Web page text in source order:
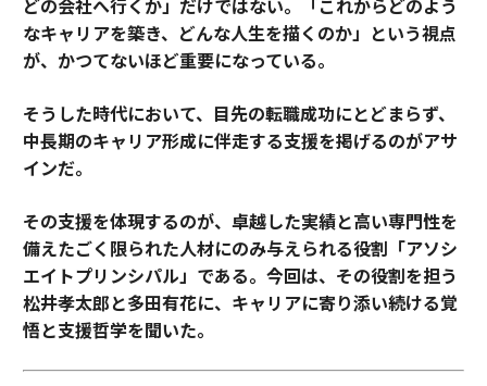
どの会社へ行くか」だけではない。「これからどのよう
なキャリアを築き、どんな人生を描くのか」という視点
が、かつてないほど重要になっている。
そうした時代において、目先の転職成功にとどまらず、
中長期のキャリア形成に伴走する支援を掲げるのがアサ
インだ。
その支援を体現するのが、卓越した実績と高い専門性を
備えたごく限られた人材にのみ与えられる役割「アソシ
エイトプリンシパル」である。今回は、その役割を担う
松井孝太郎と多田有花に、キャリアに寄り添い続ける覚
悟と支援哲学を聞いた。